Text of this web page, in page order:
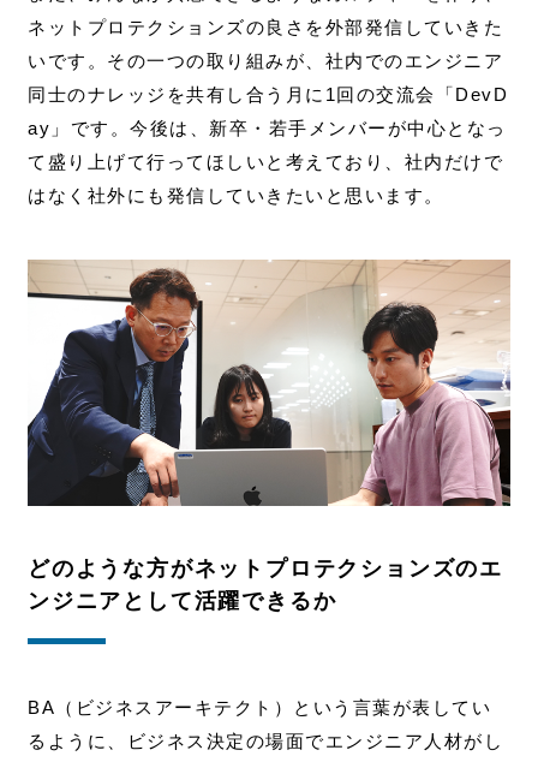
ネットプロテクションズの良さを外部発信していきた
いです。その一つの取り組みが、社内でのエンジニア
同士のナレッジを共有し合う月に1回の交流会「DevD
ay」です。今後は、新卒・若手メンバーが中心となっ
て盛り上げて行ってほしいと考えており、社内だけで
はなく社外にも発信していきたいと思います。
どのような方がネットプロテクションズのエ
ンジニアとして活躍できるか
BA（ビジネスアーキテクト）という言葉が表してい
るように、ビジネス決定の場面でエンジニア人材がし